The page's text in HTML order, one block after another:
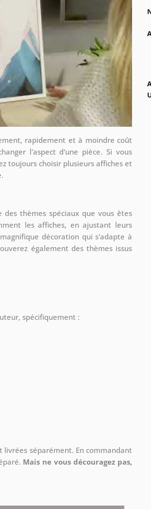
rapidement et à moindre coût
l'aspect d'une pièce. Si vous
toujours choisir plusieurs affiches et
des thèmes spéciaux que vous êtes
les affiches, en ajustant leurs
décoration qui s'adapte à
également des thèmes issus
spécifiquement :
livrées séparément. En commandant
Mais ne vous découragez pas,